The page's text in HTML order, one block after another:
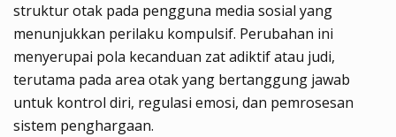
struktur otak pada pengguna media sosial yang
menunjukkan perilaku kompulsif. Perubahan ini
menyerupai pola kecanduan zat adiktif atau judi,
terutama pada area otak yang bertanggung jawab
untuk kontrol diri, regulasi emosi, dan pemrosesan
sistem penghargaan.